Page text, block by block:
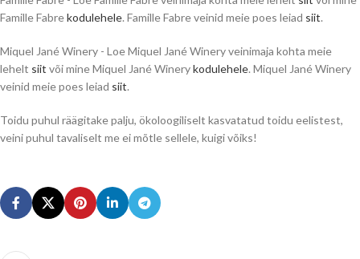
Famille Fabrekodulehele. Famille Fabre veinid meie poes leiad siit.
Miquel Jané Winery - Loe Miquel Jané Winery veinimaja kohta meie
lehelt siit või mine Miquel Jané Winerykodulehele. Miquel Jané Winery
veinid meie poes leiad siit.
Toidu puhul räägitake palju, ökoloogiliselt kasvatatud toidu eelistest,
veini puhul tavaliselt me ei mõtle sellele, kuigi võiks!